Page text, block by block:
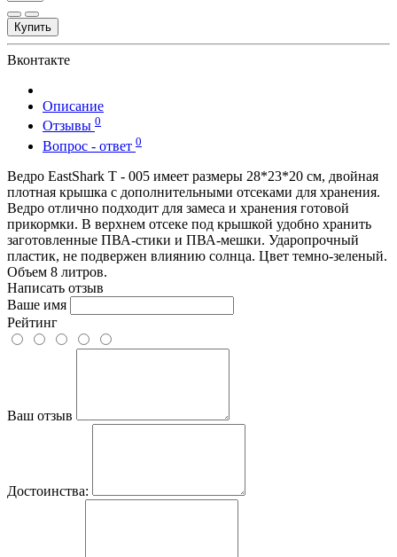
Купить
Вконтакте
Описание
Отзывы 0
Вопрос - ответ 0
Ведро EastShark Т - 005 имеет размеры 28*23*20 см, двойная
плотная крышка с дополнительными отсеками для хранения.
Ведро отлично подходит для замеса и хранения готовой
прикормки. В верхнем отсеке под крышкой удобно хранить
заготовленные ПВА-стики и ПВА-мешки. Ударопрочный
пластик, не подвержен влиянию солнца. Цвет темно-зеленый.
Объем 8 литров.
Написать отзыв
Ваше имя
Рейтинг
Ваш отзыв
Достоинства: